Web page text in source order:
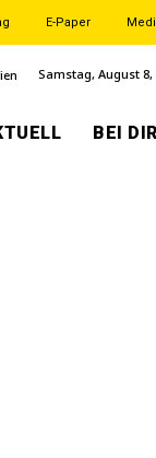
E-Paper
Samstag, August 8,
BEI